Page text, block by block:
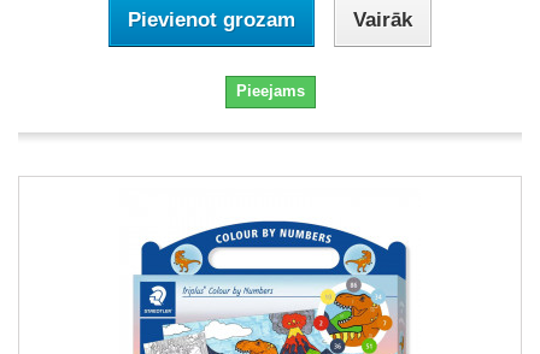
Pievienot grozam Vairāk
Pieejams